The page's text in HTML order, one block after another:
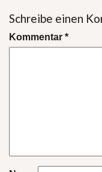
Schreibe einen
Kommentar *